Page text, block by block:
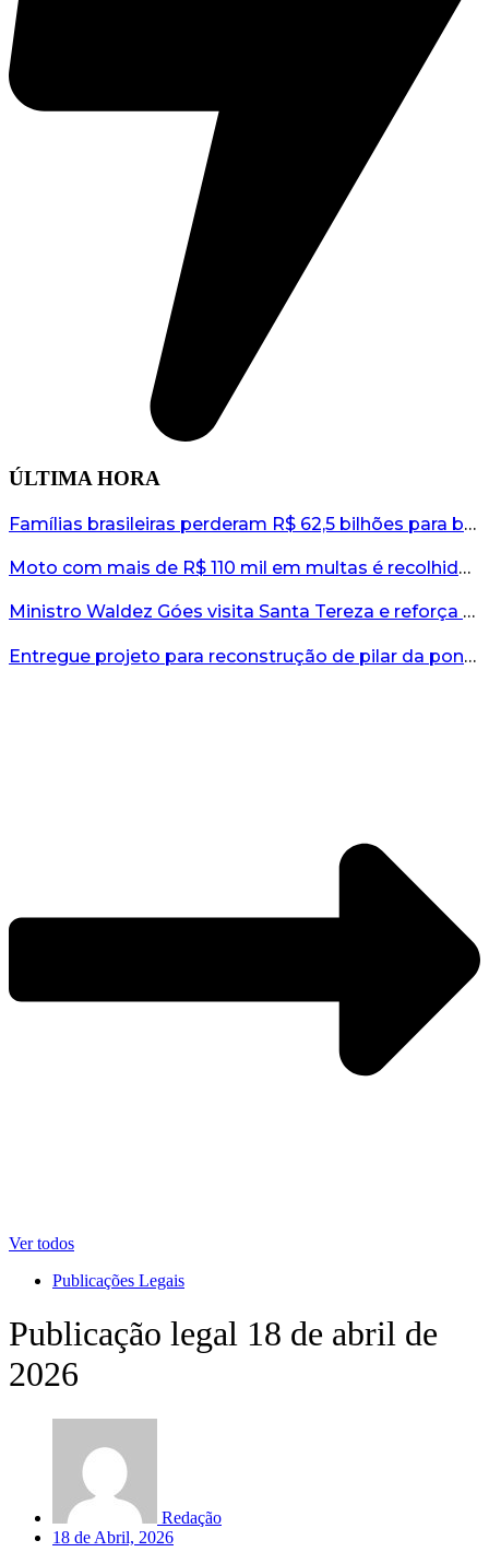
ÚLTIMA HORA
Famílias brasileiras perderam R$ 62,5 bilhões para bets em 2025, diz estudo...
Moto com mais de R$ 110 mil em multas é recolhida no interior do RS...
Ministro Waldez Góes visita Santa Tereza e reforça apoio federal à reconstrução do município...
Entregue projeto para reconstrução de pilar da ponte entre Encantado e Muçum...
Ver todos
Publicações Legais
Publicação legal 18 de abril de
2026
Redação
18 de Abril, 2026